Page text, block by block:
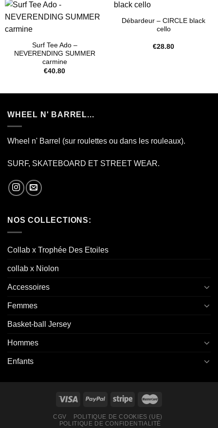
Débardeur – CIRCLE black
cello
€28.80
Surf Tee Ado –
NEVERENDING SUMMER
carmine
€40.80
WHEEL N' BARREL...
Wheel n' Barrel (sur roulettes ou dans les rouleaux).
SURF, SKATEBOARD ET STREET WEAR.
NOS COLLECTIONS:
Collab x Trophée Des Etoiles
collab x Niolon
Accessoires
Femmes
Basket-ball Jersey
Hommes
Enfants
CGV
POLITIQUE DE COOKIES (UE)
POLITIQUE DE CONFIDENTIALITÉ